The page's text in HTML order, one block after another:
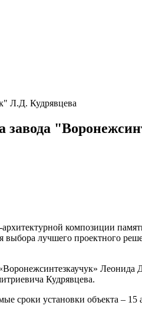
Л.Д. Кудрявцева
завода
композиции
лучшего проектного
Леонида
Кудрявцева.
сроки установки объекта – 15